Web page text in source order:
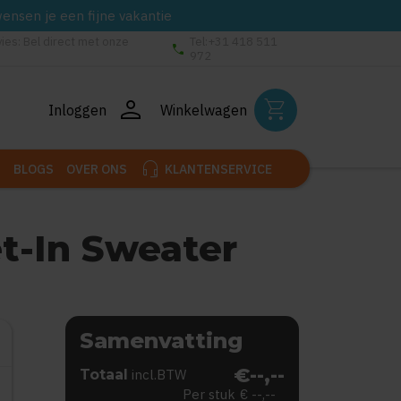
je een fijne vakantie
phone
Inloggen person Winkelwagen shopping_cart
BLOGS OVER ONS headset_mic KLANTENSERVICE
In Sweater
Samenvatting
Totaal incl.BTW €--,--
Per stuk € --,--